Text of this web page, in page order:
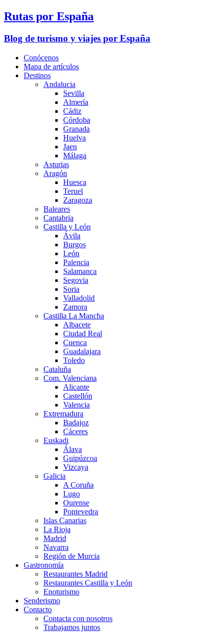
Rutas por España
Blog de turismo y viajes por España
Conócenos
Mapa de artículos
Destinos
Andalucia
Sevilla
Almería
Cádiz
Córdoba
Granada
Huelva
Jaen
Málaga
Asturias
Aragón
Huesca
Teruel
Zaragoza
Baleares
Cantabria
Castilla y León
Ávila
Burgos
León
Palencia
Salamanca
Segovia
Soria
Valladolid
Zamora
Castilla La Mancha
Albacete
Ciudad Real
Cuenca
Guadalajara
Toledo
Cataluña
Com. Valenciana
Alicante
Castellón
Valencia
Extremadura
Badajoz
Cáceres
Euskadi
Álava
Guipúzcoa
Vizcaya
Galicia
A Coruña
Lugo
Ourense
Pontevedra
Islas Canarias
La Rioja
Madrid
Navarra
Región de Murcia
Gastronomía
Restaurantes Madrid
Restaurantes Castilla y León
Enoturismo
Senderismo
Contacto
Contacta con nosotros
Trabajamos juntos